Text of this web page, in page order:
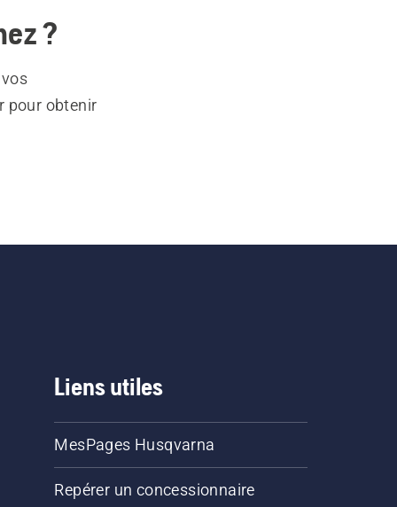
?
pour obtenir
Liens utiles
MesPages Husqvarna
Repérer un concessionnaire